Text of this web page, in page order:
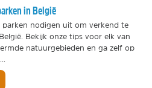
in België
parken nodigen uit om verkend te
Bekijk onze tips voor elk van
natuurgebieden en ga zelf op